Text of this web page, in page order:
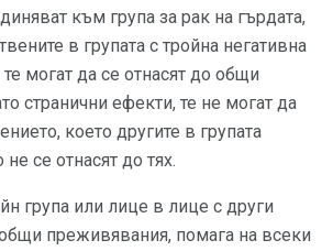
към група за рак на гърдата,
в групата с тройна негативна
могат да се отнасят до общи
странични ефекти, те не могат да
което другите в групата
се отнасят до тях.
група или лице в лице с други
преживявания, помага на всеки